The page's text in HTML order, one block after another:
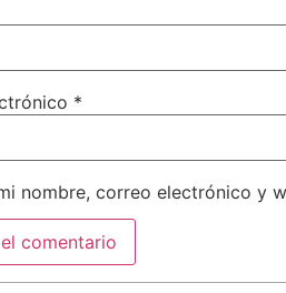
*
nombre, correo electrónico y